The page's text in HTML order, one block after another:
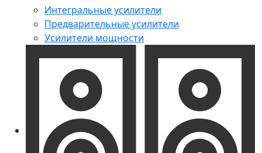
Интегральные усилители
Предварительные усилители
Усилители мощности